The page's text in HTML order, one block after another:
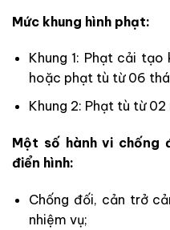
Mức khung hình phạt:
Khung 1: Phạt cải
hoặc phạt tù từ 06
Khung 2: Phạt tù từ
Một số hành vi chống
điển hình:
Chống đối, cản trở
nhiệm vụ;